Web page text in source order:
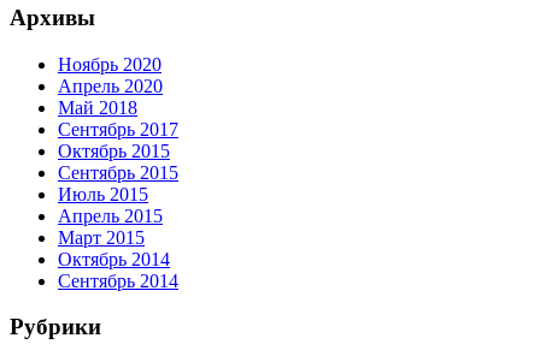
Архивы
Ноябрь 2020
Апрель 2020
Май 2018
Сентябрь 2017
Октябрь 2015
Сентябрь 2015
Июль 2015
Апрель 2015
Март 2015
Октябрь 2014
Сентябрь 2014
Рубрики